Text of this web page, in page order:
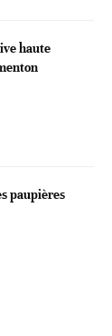
haute
paupières